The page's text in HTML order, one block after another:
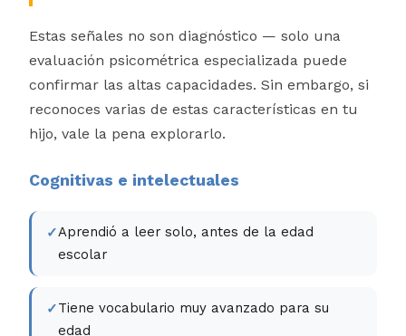
Estas señales no son diagnóstico — solo una
evaluación psicométrica especializada puede
confirmar las altas capacidades. Sin embargo, si
reconoces varias de estas características en tu
hijo, vale la pena explorarlo.
Cognitivas e intelectuales
Aprendió a leer solo, antes de la edad
escolar
Tiene vocabulario muy avanzado para su
edad